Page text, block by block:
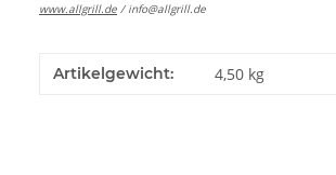
www.allgrill.de / info@allgrill.de
Artikelgewicht: 4,50 kg